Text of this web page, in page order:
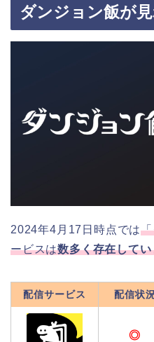
ダンジョン飯が
2024年4月17日時点では
ービスは数多く存在して
配信サービス 配信状
◎